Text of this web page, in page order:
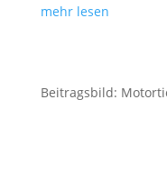
mehr lesen
Beitragsbild: